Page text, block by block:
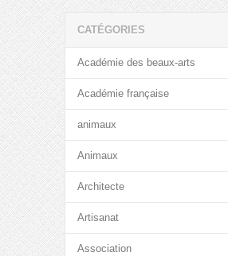
CATÉGORIES
Académie des beaux-arts
Académie française
animaux
Animaux
Architecte
Artisanat
Association